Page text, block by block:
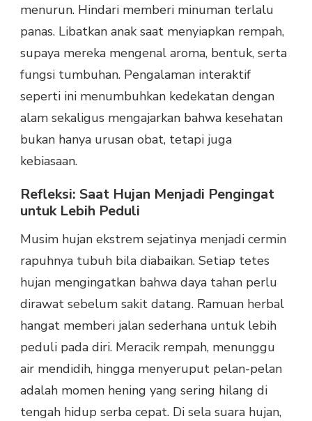
menurun. Hindari memberi minuman terlalu
panas. Libatkan anak saat menyiapkan rempah,
supaya mereka mengenal aroma, bentuk, serta
fungsi tumbuhan. Pengalaman interaktif
seperti ini menumbuhkan kedekatan dengan
alam sekaligus mengajarkan bahwa kesehatan
bukan hanya urusan obat, tetapi juga
kebiasaan.
Refleksi: Saat Hujan Menjadi Pengingat
untuk Lebih Peduli
Musim hujan ekstrem sejatinya menjadi cermin
rapuhnya tubuh bila diabaikan. Setiap tetes
hujan mengingatkan bahwa daya tahan perlu
dirawat sebelum sakit datang. Ramuan herbal
hangat memberi jalan sederhana untuk lebih
peduli pada diri. Meracik rempah, menunggu
air mendidih, hingga menyeruput pelan-pelan
adalah momen hening yang sering hilang di
tengah hidup serba cepat. Di sela suara hujan,